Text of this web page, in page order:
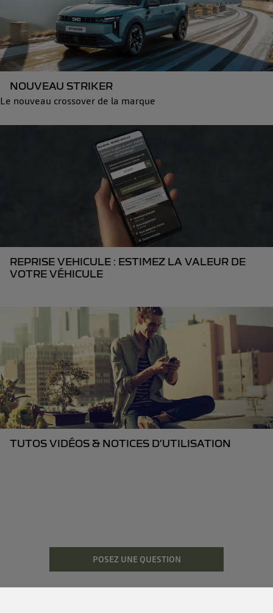
NOUVEAU STRIKER
Le nouveau crossover de la marque
REPRISE VEHICULE : ESTIMEZ LA VALEUR DE
VOTRE VÉHICULE
TUTOS VIDÉOS & NOTICES D’UTILISATION
POSEZ UNE QUESTION